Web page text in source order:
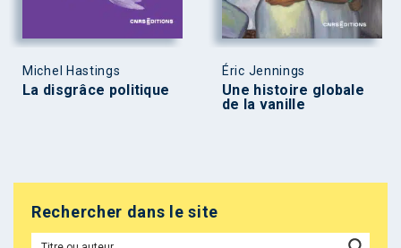
Michel Hastings
La disgrâce politique
Éric Jennings
Une histoire globale
de la vanille
Rechercher dans le site